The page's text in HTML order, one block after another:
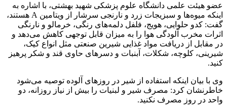
عضو هیئت علمی دانشگاه علوم پزشکی شهید بهشتی، با اشاره به
اینکه میوه‌ها و سبزیجات زرد و نارنجی سرشار از ویتامین A هستند،
گفت: کدو حلوایی، هویج، فلفل دلمه‌های رنگی، خرمالو و نارنگی
اثرات مخرب آلودگی هوا را به میزان قابل توجهی کاهش می‌دهد و
در مقابل از دریافت مواد غذایی شیرین صنعتی مثل انواع کیک،
شیرینی، کلوچه، شکلات، آبنبات و دسرهای حاوی قند و شکر پرهیز
کنید.
وی با بیان اینکه استفاده از شیر در روزهای آلوده توصیه می‌شود
خاطرنشان کرد: مصرف شیر و لبنیات را بیش از نیاز روزانه، دو
واحد در روز مصرف نکنید.